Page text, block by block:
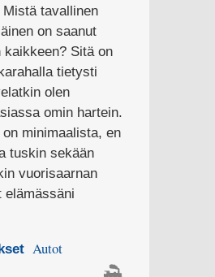
tavallinen
on saanut
Sitä on
tietysti
olen
omin hartein.
minimaalista, en
tuskin sekään
vuorisaarnan
elämässäni
Autot